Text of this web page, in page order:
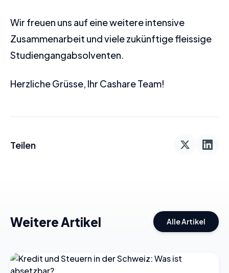
Wir freuen uns auf eine weitere intensive
Zusammenarbeit und viele zukünftige fleissige
Studiengangabsolventen.
Herzliche Grüsse, Ihr Cashare Team!
Teilen
Weitere Artikel Alle Artikel